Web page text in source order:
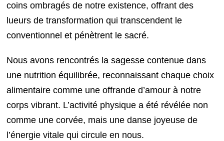
coins ombragés de notre existence, offrant des
lueurs de transformation qui transcendent le
conventionnel et pénètrent le sacré.
Nous avons rencontrés la sagesse contenue dans
une nutrition équilibrée, reconnaissant chaque choix
alimentaire comme une offrande d’amour à notre
corps vibrant. L’activité physique a été révélée non
comme une corvée, mais une danse joyeuse de
l’énergie vitale qui circule en nous.